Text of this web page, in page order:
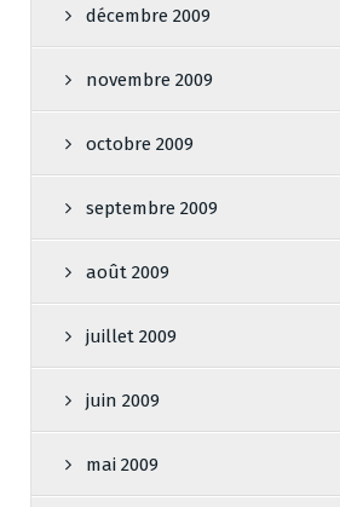
décembre 2009
novembre 2009
octobre 2009
septembre 2009
août 2009
juillet 2009
juin 2009
mai 2009